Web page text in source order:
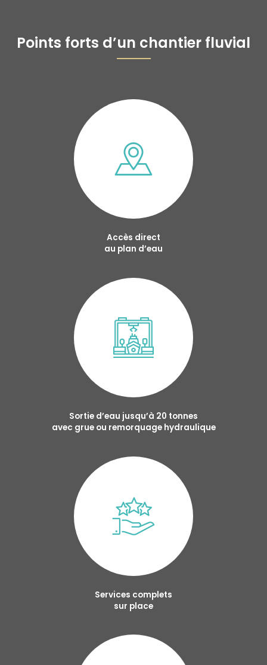
Points forts d’un chantier fluvial
Accès direct
au plan d’eau
Sortie d’eau jusqu’à 20 tonnes
avec grue ou remorquage hydraulique
Services complets
sur place